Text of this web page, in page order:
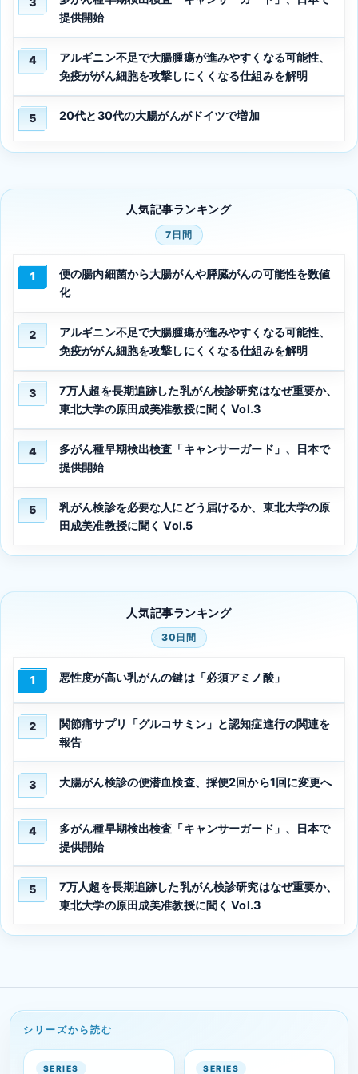
提供開始
4
アルギニン不足で大腸腫瘍が進みやすくなる可能性、
免疫ががん細胞を攻撃しにくくなる仕組みを解明
5 20代と30代の大腸がんがドイツで増加
人気記事ランキング
7日間
1
便の腸内細菌から大腸がんや膵臓がんの可能性を数値
化
2
アルギニン不足で大腸腫瘍が進みやすくなる可能性、
免疫ががん細胞を攻撃しにくくなる仕組みを解明
3
7万人超を長期追跡した乳がん検診研究はなぜ重要か、
東北大学の原田成美准教授に聞く Vol.3
4
多がん種早期検出検査「キャンサーガード」、日本で
提供開始
5
乳がん検診を必要な人にどう届けるか、東北大学の原
田成美准教授に聞く Vol.5
人気記事ランキング
30日間
1 悪性度が高い乳がんの鍵は「必須アミノ酸」
2
関節痛サプリ「グルコサミン」と認知症進行の関連を
報告
3 大腸がん検診の便潜血検査、採便2回から1回に変更へ
4
多がん種早期検出検査「キャンサーガード」、日本で
提供開始
5
7万人超を長期追跡した乳がん検診研究はなぜ重要か、
東北大学の原田成美准教授に聞く Vol.3
シリーズから読む
SERIES SERIES